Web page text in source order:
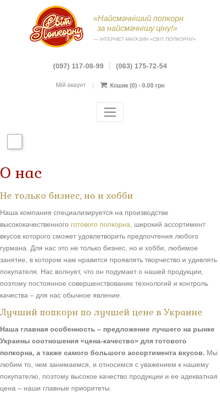
«Найсмачніший попкорн
за найсмачнішу ціну!»
— ІНТЕРНЕТ-МАГАЗИН «СВІТ ПОПКОРНУ»
(097) 117-08-99 (063) 175-72-54
Мій акаунт Кошик (0) - 0.00 грн
О нас
Не только бизнес, но и хобби
Наша компания специализируется на производстве
высококачественного готового попкорна , широкий ассортимент
вкусов которого сможет удовлетворить предпочтения любого
гурмана. Для нас это не только бизнес, но и хобби, любимое
занятие, в котором нам нравится проявлять творчество и удивлять
покупателя. Нас волнует, что он подумает о нашей продукции,
поэтому постоянное совершенствование технологий и контроль
качества – для нас обычное явление.
Лучший попкорн по лучшей цене в Украине
Наша главная особенность – предложение лучшего на рынке
Украины соотношения «цена-качество» для готового
попкорна, а также самого большого ассортимента вкусов. Мы
любим то, чем занимаемся, и относимся с уважением к нашему
покупателю, поэтому высокое качество продукции и ее адекватная
цена – наши главные приоритеты.